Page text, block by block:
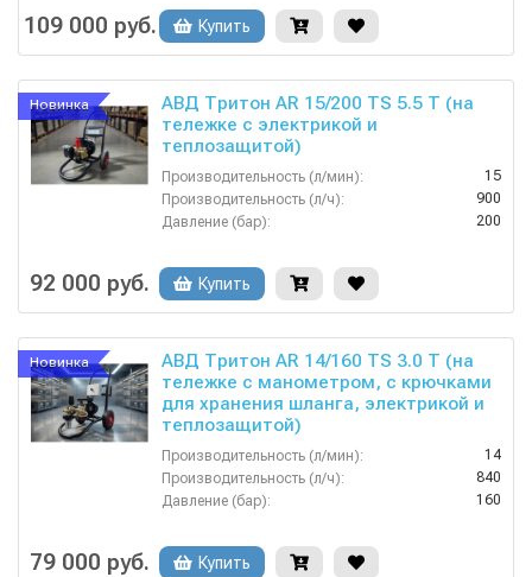
Страна-производитель:
109 000 руб. Купить
Новинка
АВД Тритон AR 15/200 TS 5.5 T (на
тележке с электрикой и
теплозащитой)
Производительность (л/мин):
15
Производительность (л/ч):
900
Давление (бар):
200
Страна-производитель:
92 000 руб. Купить
Новинка
АВД Тритон AR 14/160 TS 3.0 T (на
тележке с манометром, с крючками
для хранения шланга, электрикой и
теплозащитой)
Производительность (л/мин):
14
Производительность (л/ч):
840
Давление (бар):
160
Страна-производитель:
79 000 руб. Купить